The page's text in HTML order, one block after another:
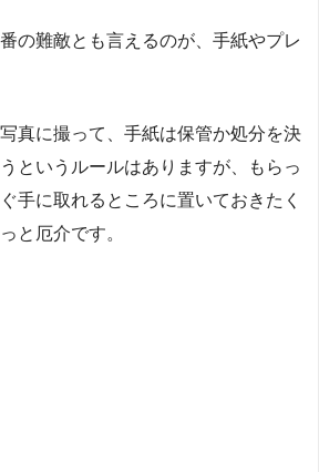
の難敵とも言えるのが、手紙やプレ
真に撮って、手紙は保管か処分を決
というルールはありますが、もらっ
手に取れるところに置いておきたく
と厄介です。